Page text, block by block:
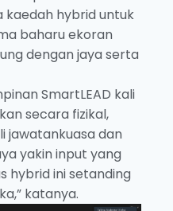
kaedah hybrid untuk
baharu ekoran
dengan jaya serta
SmartLEAD kali
secara fizikal,
jawatankuasa dan
yakin input yang
hybrid ini setanding
katanya.